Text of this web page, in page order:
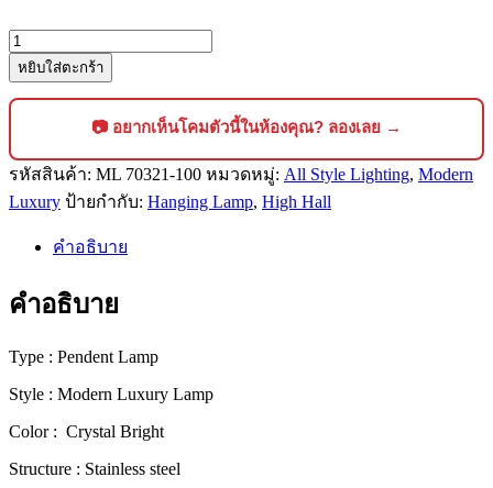
จำนวน
โคม
ไฟ
แช
นเดอ
เลีย
โม
เดิร์น
ชัว
รี่
ดีไซน์
[70321-
หยิบใส่ตะกร้า
📷 อยากเห็นโคมตัวนี้ในห้องคุณ? ลองเลย →
รหัสสินค้า: ML 70321-100 หมวดหมู่: All Style Lighting, Modern
Luxury ป้ายกำกับ: Hanging Lamp, High Hall
คำอธิบาย
คำอธิบาย
Type : Pendent Lamp
Style : Modern Luxury Lamp
Color : Crystal Bright
Structure : Stainless steel